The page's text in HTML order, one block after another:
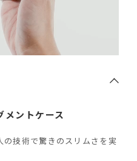
ントケース
の技術で驚きのスリムさを実